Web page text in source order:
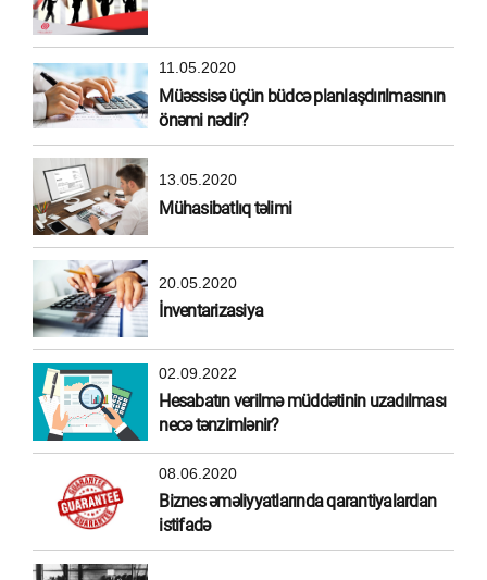
11.05.2020
Müəssisə üçün büdcə planlaşdırılmasının
önəmi nədir?
13.05.2020
Mühasibatlıq təlimi
20.05.2020
İnventarizasiya
02.09.2022
Hesabatın verilmə müddətinin uzadılması
necə tənzimlənir?
08.06.2020
Biznes əməliyyatlarında qarantiyalardan
istifadə